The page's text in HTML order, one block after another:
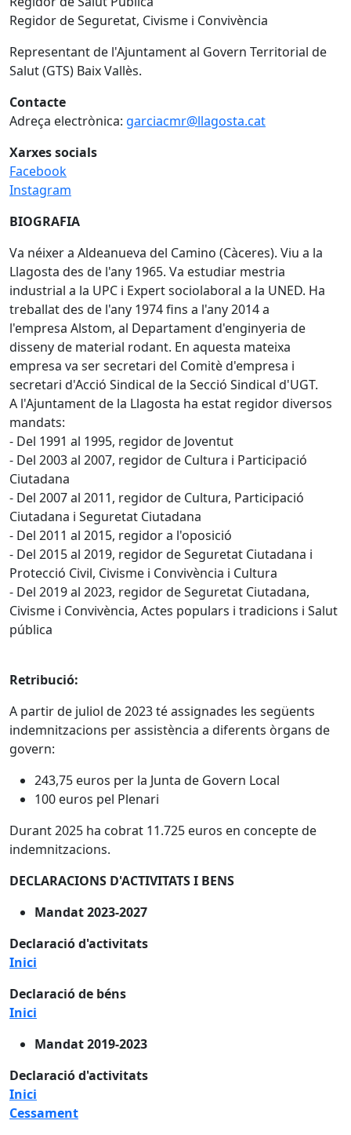
Regidor de Seguretat, Civisme i Convivència
Representant de l'Ajuntament al Govern Territorial de
Salut (GTS) Baix Vallès.
Contacte
Adreça electrònica: garciacmr@llagosta.cat
Xarxes socials
Facebook
Instagram
BIOGRAFIA
Va néixer a Aldeanueva del Camino (Càceres). Viu a la
Llagosta des de l'any 1965. Va estudiar mestria
industrial a la UPC i Expert sociolaboral a la UNED. Ha
treballat des de l'any 1974 fins a l'any 2014 a
l'empresa Alstom, al Departament d'enginyeria de
disseny de material rodant. En aquesta mateixa
empresa va ser secretari del Comitè d'empresa i
secretari d'Acció Sindical de la Secció Sindical d'UGT.
A l'Ajuntament de la Llagosta ha estat regidor diversos
mandats:
- Del 1991 al 1995, regidor de Joventut
- Del 2003 al 2007, regidor de Cultura i Participació
Ciutadana
- Del 2007 al 2011, regidor de Cultura, Participació
Ciutadana i Seguretat Ciutadana
- Del 2011 al 2015, regidor a l'oposició
- Del 2015 al 2019, regidor de Seguretat Ciutadana i
Protecció Civil, Civisme i Convivència i Cultura
- Del 2019 al 2023, regidor de Seguretat Ciutadana,
Civisme i Convivència, Actes populars i tradicions i Salut
pública
Retribució:
A partir de juliol de 2023 té assignades les següents
indemnitzacions per assistència a diferents òrgans de
govern:
243,75 euros per la Junta de Govern Local
100 euros pel Plenari
Durant 2025 ha cobrat 11.725 euros en concepte de
indemnitzacions.
DECLARACIONS D'ACTIVITATS I BENS
Mandat 2023-2027
Declaració d'activitats
Inici
Declaració de béns
Inici
Mandat 2019-2023
Declaració d'activitats
Inici
Cessament